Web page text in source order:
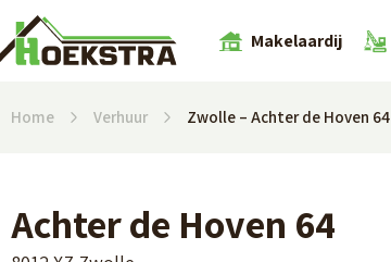
Makelaardij
Home Verhuur Zwolle – Achter de Hoven 64
Achter de Hoven 64